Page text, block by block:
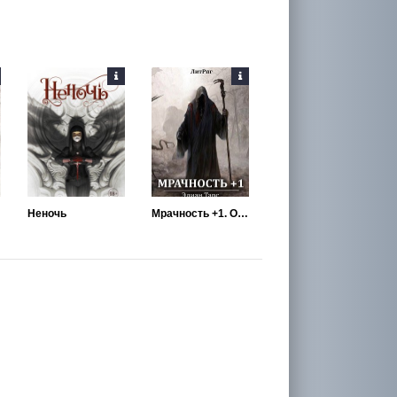
Неночь Мрачность +1. Отблеск Тьмы